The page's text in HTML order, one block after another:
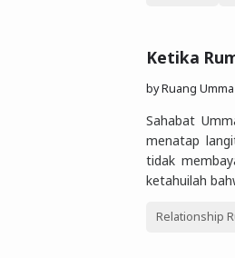
Ketika
byRuang Umma |
Sahabat
menatap
tidak
ketahuilah
Relationship